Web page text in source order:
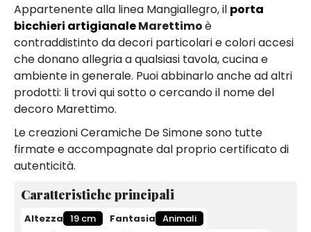
Appartenente alla linea Mangiallegro, il porta
bicchieri artigianaleMarettimoè
contraddistinto da decori particolari e colori accesi
che donano allegria a qualsiasi tavola, cucina e
ambiente in generale. Puoi abbinarlo anche ad altri
prodotti: li trovi qui sotto o cercando il nome del
decoro Marettimo.
Le creazioni Ceramiche De Simone sono tutte
firmate e accompagnate dal proprio certificato di
autenticità.
Caratteristiche principali
Altezza 19 cm Fantasia Animali